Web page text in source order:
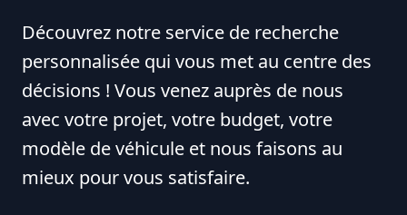
Découvrez notre service de recherche
personnalisée qui vous met au centre des
décisions ! Vous venez auprès de nous
avec votre projet, votre budget, votre
modèle de véhicule et nous faisons au
mieux pour vous satisfaire.